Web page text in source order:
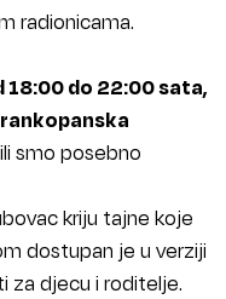
radionicama.
18:00 do 22:00 sata,
smo posebno
kriju tajne koje
dostupan je u verziji
za djecu i roditelje.